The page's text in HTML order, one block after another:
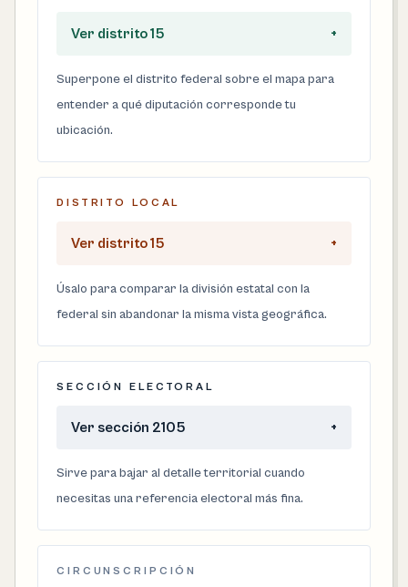
Ver distrito 15 +
Superpone el distrito federal sobre el mapa para
entender a qué diputación corresponde tu
ubicación.
DISTRITO LOCAL
Ver distrito 15 +
Úsalo para comparar la división estatal con la
federal sin abandonar la misma vista geográfica.
SECCIÓN ELECTORAL
Ver sección 2105 +
Sirve para bajar al detalle territorial cuando
necesitas una referencia electoral más fina.
CIRCUNSCRIPCIÓN